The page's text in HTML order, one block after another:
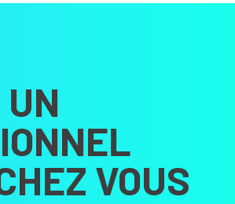
VOUS